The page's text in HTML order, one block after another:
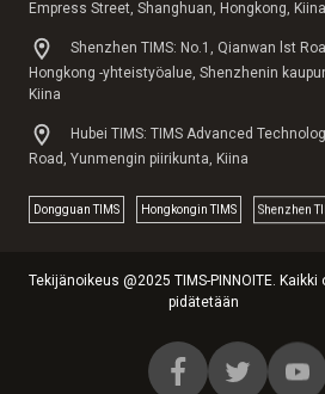
Empress Street, Shanghuan, Hongkong, Kiina
Shenzhen TIMS: No.1, Qianwan lst
Hongkong -yhteistyöalue, Shenzhenin
Kiina
Hubei TIMS: TIMS Advanced
Road, Yunmengin piirikunta, Kiina
Dongguan TlMS Hongkongin TIMS Shenzhen
Tekijänoikeus @2025 TIMS-PINNOITE. Kaikki
pidätetään